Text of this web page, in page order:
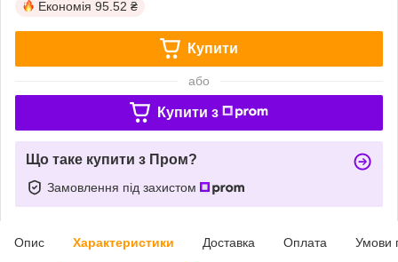
Економія 95.52 ₴
Купити
або
Купити з
Що таке купити з Пром?
Замовлення під захистом
Опис Характеристики Доставка Оплата Умови